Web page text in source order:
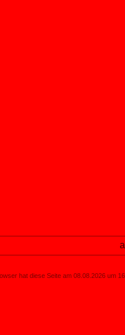
hat diese Seite am 08.08.2026 um